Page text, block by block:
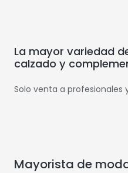
La mayor variedad
calzado y
Solo venta a profesionales
Mayorista de